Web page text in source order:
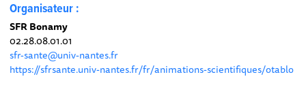
Organisateur :
SFR Bonamy
02.28.08.01.01
sfr-sante@univ-nantes.fr
https://sfrsante.univ-nantes.fr/fr/animations-scientifiques/otablo